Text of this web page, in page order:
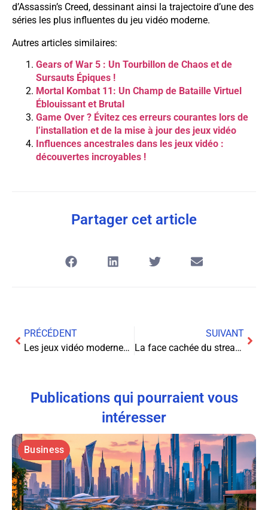
d’Assassin’s Creed, dessinant ainsi la trajectoire d’une des
séries les plus influentes du jeu vidéo moderne.
Autres articles similaires:
Gears of War 5 : Un Tourbillon de Chaos et de
Sursauts Épiques !
Mortal Kombat 11: Un Champ de Bataille Virtuel
Éblouissant et Brutal
Game Over ? Évitez ces erreurs courantes lors de
l’installation et de la mise à jour des jeux vidéo
Influences ancestrales dans les jeux vidéo :
découvertes incroyables !
Partager cet article
PRÉCÉDENT
Les jeux vidéo modernes: quand l’expérience dépasse l’écran
SUIVANT
La face cachée du streaming TV: combien de données consommez-vous réellement?
Publications qui pourraient vous
intéresser
Business